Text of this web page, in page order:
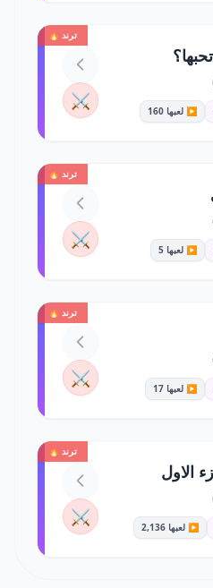
ترند 🔥
▶️ لعبها 160 ⚔️
ترند 🔥
▶️ لعبها 5 ⚔️
ترند 🔥
▶️ لعبها 17 ⚔️
ترند 🔥
الاول
▶️ لعبها 2,136 ⚔️